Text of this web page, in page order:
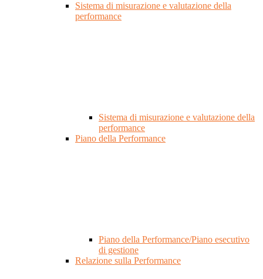
Sistema di misurazione e valutazione della
performance
Sistema di misurazione e valutazione della
performance
Piano della Performance
Piano della Performance/Piano esecutivo
di gestione
Relazione sulla Performance